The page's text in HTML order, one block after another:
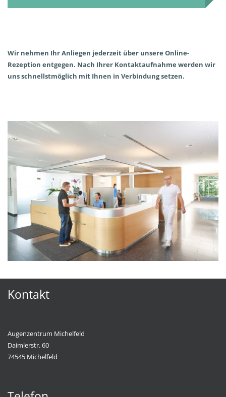
Wir nehmen Ihr Anliegen jederzeit über unsere Online-
Rezeption entgegen. Nach Ihrer Kontaktaufnahme werden wir
uns schnellstmöglich mit Ihnen in Verbindung setzen.
Kontakt
Augenzentrum Michelfeld
Daimlerstr. 60
74545 Michelfeld